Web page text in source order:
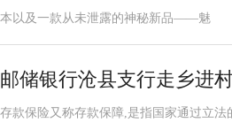
本以及一款从未泄露的神秘新品——魅
邮储银行沧县支行走乡进
存款保险又称存款保障,是指国家通过立